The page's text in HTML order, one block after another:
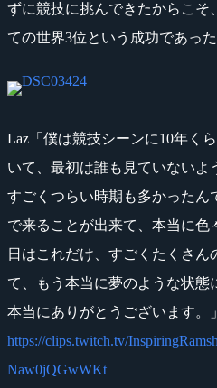
ずに競技に挑んできたからこそ
ての世界3位という成功であっ
Laz「僕は競技シーンに10年く
いて、最初は誰も見ていないよ
すごくつらい時期も多かったん
で来ることが出来て、本当に色
日はこれだけ、すごくたくさ
て、もう本当に夢のような状態
本当にありがとうございます。」
https://clips.twitch.tv/
Naw0jQGwWKt